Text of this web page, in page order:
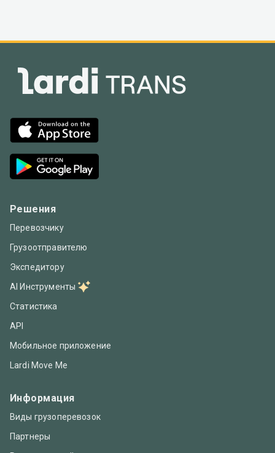
Решения
Перевозчику
Грузоотправителю
Экспедитору
AI Инструменты
Статистика
API
Мобильное приложение
Lardi Move Me
Информация
Виды грузоперевозок
Партнеры